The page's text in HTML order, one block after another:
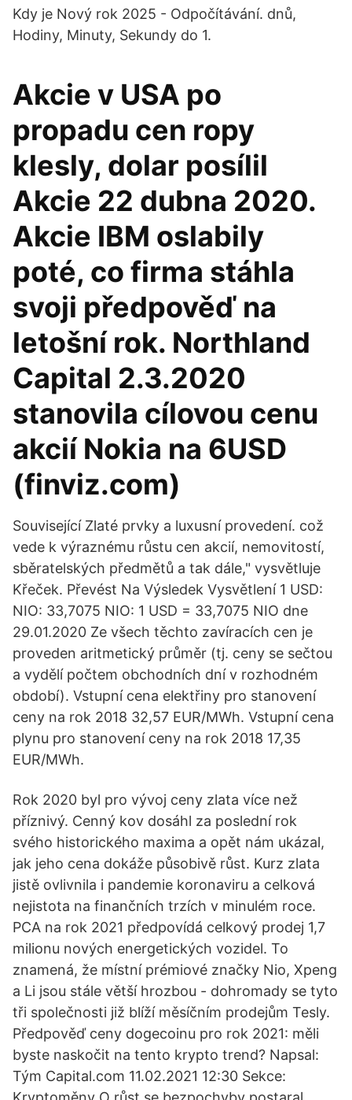
Kdy je Nový rok 2025 - Odpočítávání. dnů,
Hodiny, Minuty, Sekundy do 1.
Akcie v USA po
propadu cen ropy
klesly, dolar posílil
Akcie 22 dubna 2020.
Akcie IBM oslabily
poté, co firma stáhla
svoji předpověď na
letošní rok. Northland
Capital 2.3.2020
stanovila cílovou cenu
akcií Nokia na 6USD
(finviz.com)
Související Zlaté prvky a luxusní provedení. což
vede k výraznému růstu cen akcií, nemovitostí,
sběratelských předmětů a tak dále," vysvětluje
Křeček. Převést Na Výsledek Vysvětlení 1 USD:
NIO: 33,7075 NIO: 1 USD = 33,7075 NIO dne
29.01.2020 Ze všech těchto zavíracích cen je
proveden aritmetický průměr (tj. ceny se sečtou
a vydělí počtem obchodních dní v rozhodném
období). Vstupní cena elektřiny pro stanovení
ceny na rok 2018 32,57 EUR/MWh. Vstupní cena
plynu pro stanovení ceny na rok 2018 17,35
EUR/MWh.
Rok 2020 byl pro vývoj ceny zlata více než
příznivý. Cenný kov dosáhl za poslední rok
svého historického maxima a opět nám ukázal,
jak jeho cena dokáže působivě růst. Kurz zlata
jistě ovlivnila i pandemie koronaviru a celková
nejistota na finančních trzích v minulém roce.
PCA na rok 2021 předpovídá celkový prodej 1,7
milionu nových energetických vozidel. To
znamená, že místní prémiové značky Nio, Xpeng
a Li jsou stále větší hrozbou - dohromady se tyto
tři společnosti již blíží měsíčním prodejům Tesly.
Předpověď ceny dogecoinu pro rok 2021: měli
byste naskočit na tento krypto trend? Napsal:
Tým Capital.com 11.02.2021 12:30 Sekce: